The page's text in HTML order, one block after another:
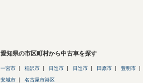
愛知県の市区町村から中古車を探す
一宮市 稲沢市 日進市 日進市 田原市 豊明市
安城市 名古屋市港区